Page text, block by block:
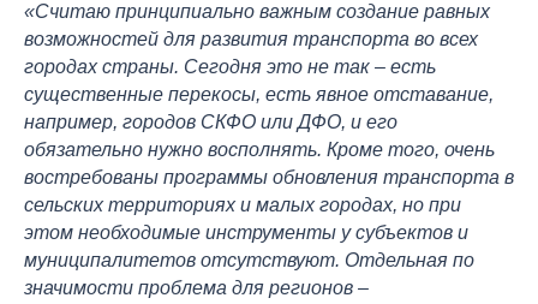
«Считаю принципиально важным создание равных
возможностей для развития транспорта во всех
городах страны. Сегодня это не так – есть
существенные перекосы, есть явное отставание,
например, городов СКФО или ДФО, и его
обязательно нужно восполнять. Кроме того, очень
востребованы программы обновления транспорта в
сельских территориях и малых городах, но при
этом необходимые инструменты у субъектов и
муниципалитетов отсутствуют. Отдельная по
значимости проблема для регионов –